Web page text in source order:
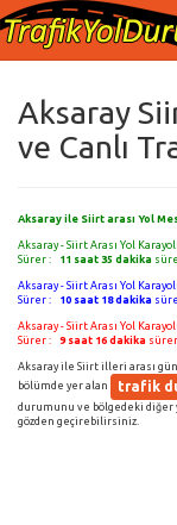
Aksaray
ve Canlı
Aksaray ile Siirt arası Yol
Aksaray - Siirt Arası Yol
Sürer :
11 saat 35 dakika
Aksaray - Siirt Arası Yol
Sürer :
10 saat 18 dakika
Aksaray - Siirt Arası Yol
Sürer :
9 saat 16 dakika sürer
Aksaray ile Siirt illeri arası
bölümde yer alan
trafik
durumunu ve bölgedeki diğer
gözden geçirebilirsiniz.